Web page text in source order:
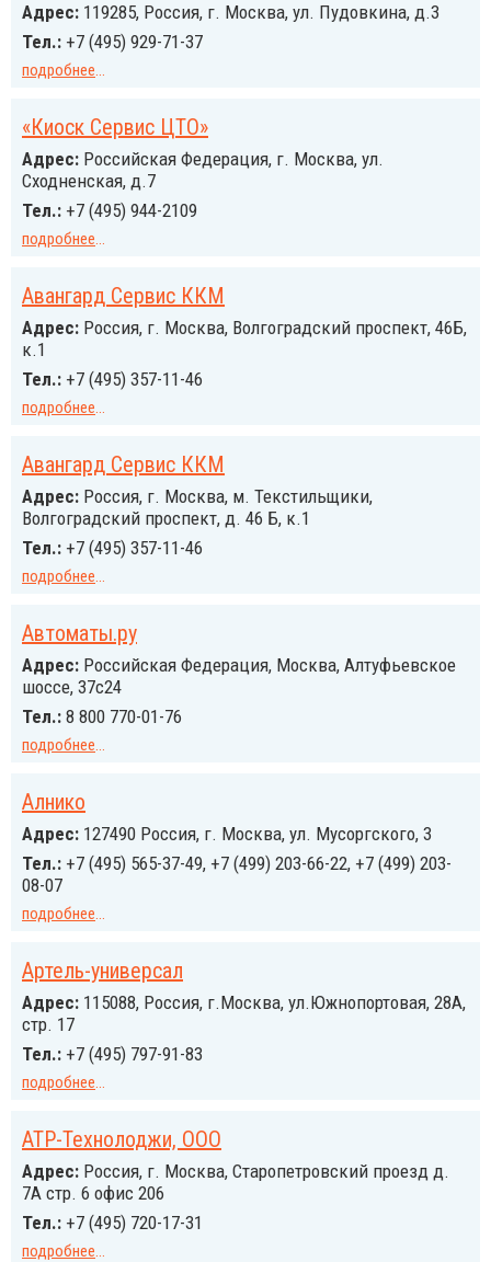
Адрес: 119285, Россия, г. Москва, ул. Пудовкина, д.3
Тел.: +7 (495) 929-71-37
подробнее...
«Киоск Сервис ЦТО»
Адрес: Российcкая Федерация, г. Москва, ул.
Сходненская, д.7
Тел.: +7 (495) 944-2109
подробнее...
Авангард Сервис ККМ
Адрес: Россия, г. Москва, Волгоградский проспект, 46Б,
к.1
Тел.: +7 (495) 357-11-46
подробнее...
Авангард Сервис ККМ
Адрес: Россия, г. Москва, м. Текстильщики,
Волгоградский проспект, д. 46 Б, к.1
Тел.: +7 (495) 357-11-46
подробнее...
Автоматы.ру
Адрес: Российcкая Федерация, Москва, Алтуфьевское
шоссе, 37с24
Тел.: 8 800 770-01-76
подробнее...
Алнико
Адрес: 127490 Россия, г. Москва, ул. Мусоргского, 3
Тел.: +7 (495) 565-37-49, +7 (499) 203-66-22, +7 (499) 203-
08-07
подробнее...
Артель-универсал
Адрес: 115088, Россия, г.Москва, ул.Южнопортовая, 28А,
стр. 17
Тел.: +7 (495) 797-91-83
подробнее...
АТР-Технолоджи, ООО
Адрес: Россия, г. Москва, Старопетровский проезд д.
7А стр. 6 офис 206
Тел.: +7 (495) 720-17-31
подробнее...